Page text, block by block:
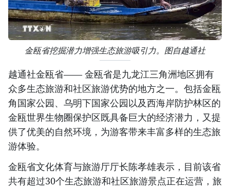
金瓯省挖掘潜力增强生态旅游吸引力。图自越通社
越通社金瓯省—— 金瓯省是九龙江三角洲地区拥有
众多生态旅游和社区旅游优势的地方之一。包括金瓯
角国家公园、乌明下国家公园以及西海岸防护林区的
金瓯世界生物圈保护区既具备巨大的经济潜力，又提
供了优美的自然环境，为游客带来丰富多样的生态旅
游体验。
金瓯省文化体育与旅游厅厅长陈孝雄表示，目前该省
共有超过30个生态旅游和社区旅游景点正在运营，旅